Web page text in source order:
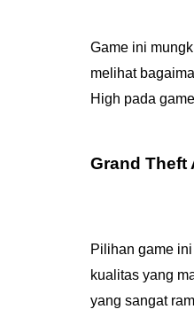
Game ini
melihat
High pada
Grand Theft
Pilihan game
kualitas yang
yang sangat